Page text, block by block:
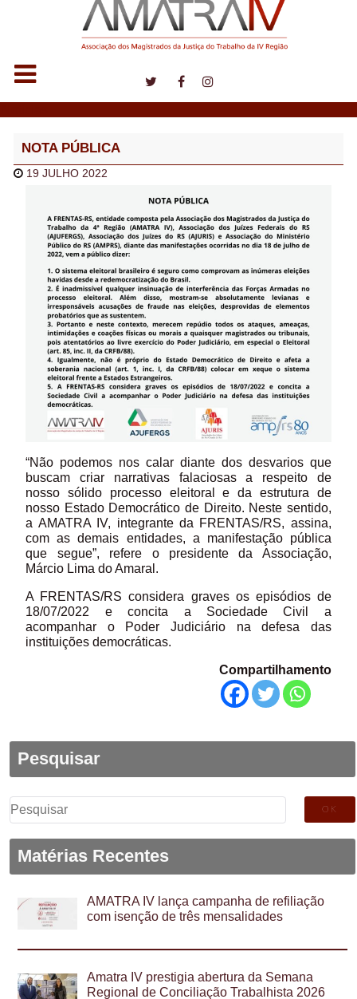
NOTA PÚBLICA
19 JULHO 2022
“Não podemos nos calar diante dos desvarios que
buscam criar narrativas falaciosas a respeito de
nosso sólido processo eleitoral e da estrutura de
nosso Estado Democrático de Direito. Neste sentido,
a AMATRA IV, integrante da FRENTAS/RS, assina,
com as demais entidades, a manifestação pública
que segue”, refere o presidente da Associação,
Márcio Lima do Amaral.
A FRENTAS/RS considera graves os episódios de
18/07/2022 e concita a Sociedade Civil a
acompanhar o Poder Judiciário na defesa das
instituições democráticas.
Compartilhamento
Pesquisar
Pesquisar
por:
Matérias Recentes
AMATRA IV lança campanha de refiliação
com isenção de três mensalidades
Amatra IV prestigia abertura da Semana
Regional de Conciliação Trabalhista 2026